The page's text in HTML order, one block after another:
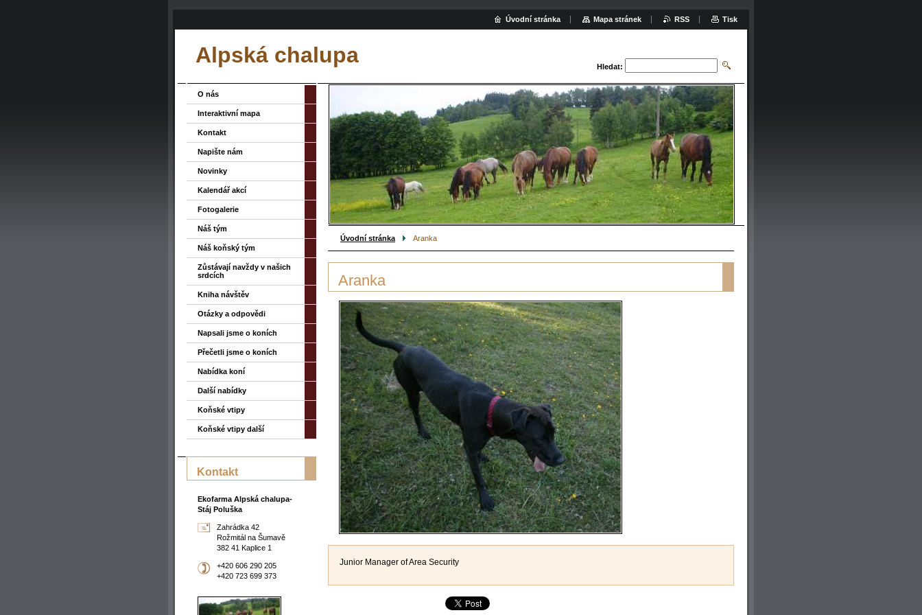
Alpská chalupa Hledat:
Úvodní stránka Aranka
Aranka
Junior Manager of Area Security
O nás
Interaktivní mapa
Kontakt
Napište nám
Novinky
Kalendář akcí
Fotogalerie
Náš tým
Náš koňský tým
Zůstávají navždy v našich
srdcích
Kniha návštěv
Otázky a odpovědi
Napsali jsme o koních
Přečetli jsme o koních
Nabídka koní
Další nabídky
Koňské vtipy
Koňské vtipy další
Kontakt
Ekofarma Alpská chalupa-
Stáj Poluška
Zahrádka 42
Rožmitál na Šumavě
382 41 Kaplice 1
+420 606 290 205
+420 723 699 373
Úvodní stránka Mapa stránek RSS Tisk